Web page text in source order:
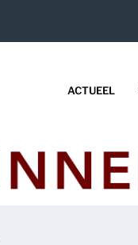
ACTUEEL